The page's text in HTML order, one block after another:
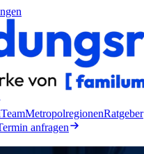
TeamMetropolregionenRatgeber
anfragen